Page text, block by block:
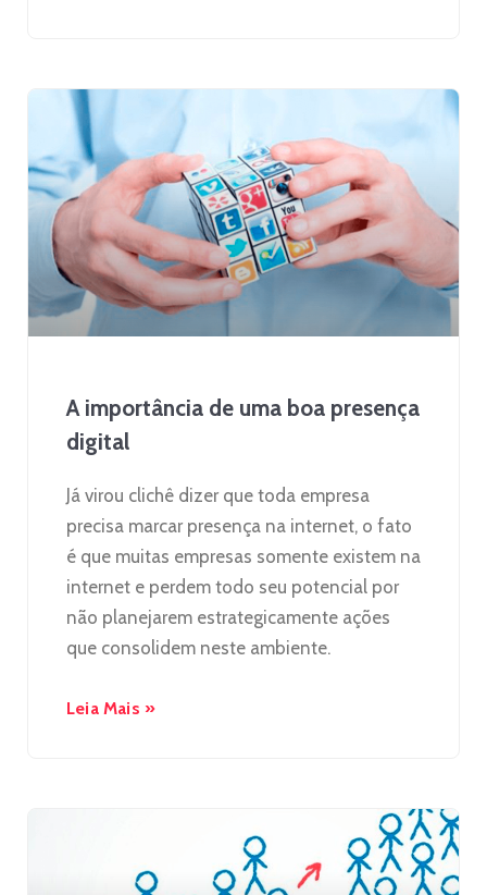
A importância de uma boa presença
digital
Já virou clichê dizer que toda empresa
precisa marcar presença na internet, o fato
é que muitas empresas somente existem na
internet e perdem todo seu potencial por
não planejarem estrategicamente ações
que consolidem neste ambiente.
Leia Mais »